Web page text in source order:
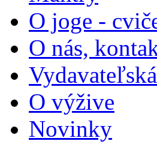
O joge -
O nás,
O výžive
Novinky